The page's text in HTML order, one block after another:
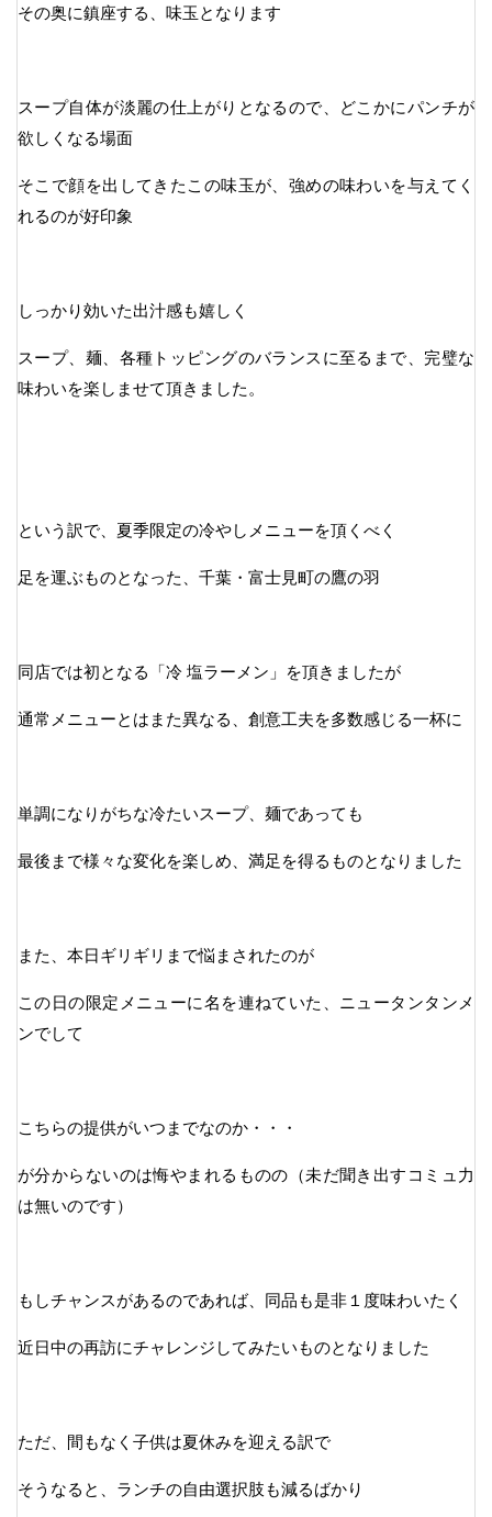
その奥に鎮座する、味玉となります
スープ自体が淡麗の仕上がりとなるので、どこかにパンチが
欲しくなる場面
そこで顔を出してきたこの味玉が、強めの味わいを与えてく
れるのが好印象
しっかり効いた出汁感も嬉しく
スープ、麺、各種トッピングのバランスに至るまで、完璧な
味わいを楽しませて頂きました。
という訳で、夏季限定の冷やしメニューを頂くべく
足を運ぶものとなった、千葉・富士見町の鷹の羽
同店では初となる「冷 塩ラーメン」を頂きましたが
通常メニューとはまた異なる、創意工夫を多数感じる一杯に
単調になりがちな冷たいスープ、麺であっても
最後まで様々な変化を楽しめ、満足を得るものとなりました
また、本日ギリギリまで悩まされたのが
この日の限定メニューに名を連ねていた、ニュータンタンメ
ンでして
こちらの提供がいつまでなのか・・・
が分からないのは悔やまれるものの（未だ聞き出すコミュ力
は無いのです）
もしチャンスがあるのであれば、同品も是非１度味わいたく
近日中の再訪にチャレンジしてみたいものとなりました
ただ、間もなく子供は夏休みを迎える訳で
そうなると、ランチの自由選択肢も減るばかり